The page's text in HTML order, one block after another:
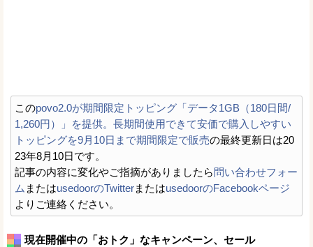
このpovo2.0が期間限定トッピング「データ1GB（180日間/
1,260円）」を提供。長期間使用できて安価で購入しやすい
トッピングを9月10日まで期間限定で販売の最終更新日は20
23年8月10日です。
記事の内容に変化やご指摘がありましたら問い合わせフォー
ム またはusedoorのTwitterまたはusedoorのFacebookページ
よりご連絡ください。
現在開催中の「おトク」なキャンペーン、セール